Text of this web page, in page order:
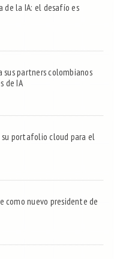
de la IA: el desafío es
sus partners colombianos
de IA
portafolio cloud para el
como nuevo presidente de